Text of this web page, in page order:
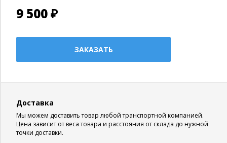
9 500 ₽
ЗАКАЗАТЬ
Доставка
Мы можем доставить товар любой транспортной компанией.
Цена зависит от веса товара и расстояния от склада до нужной
точки доставки.